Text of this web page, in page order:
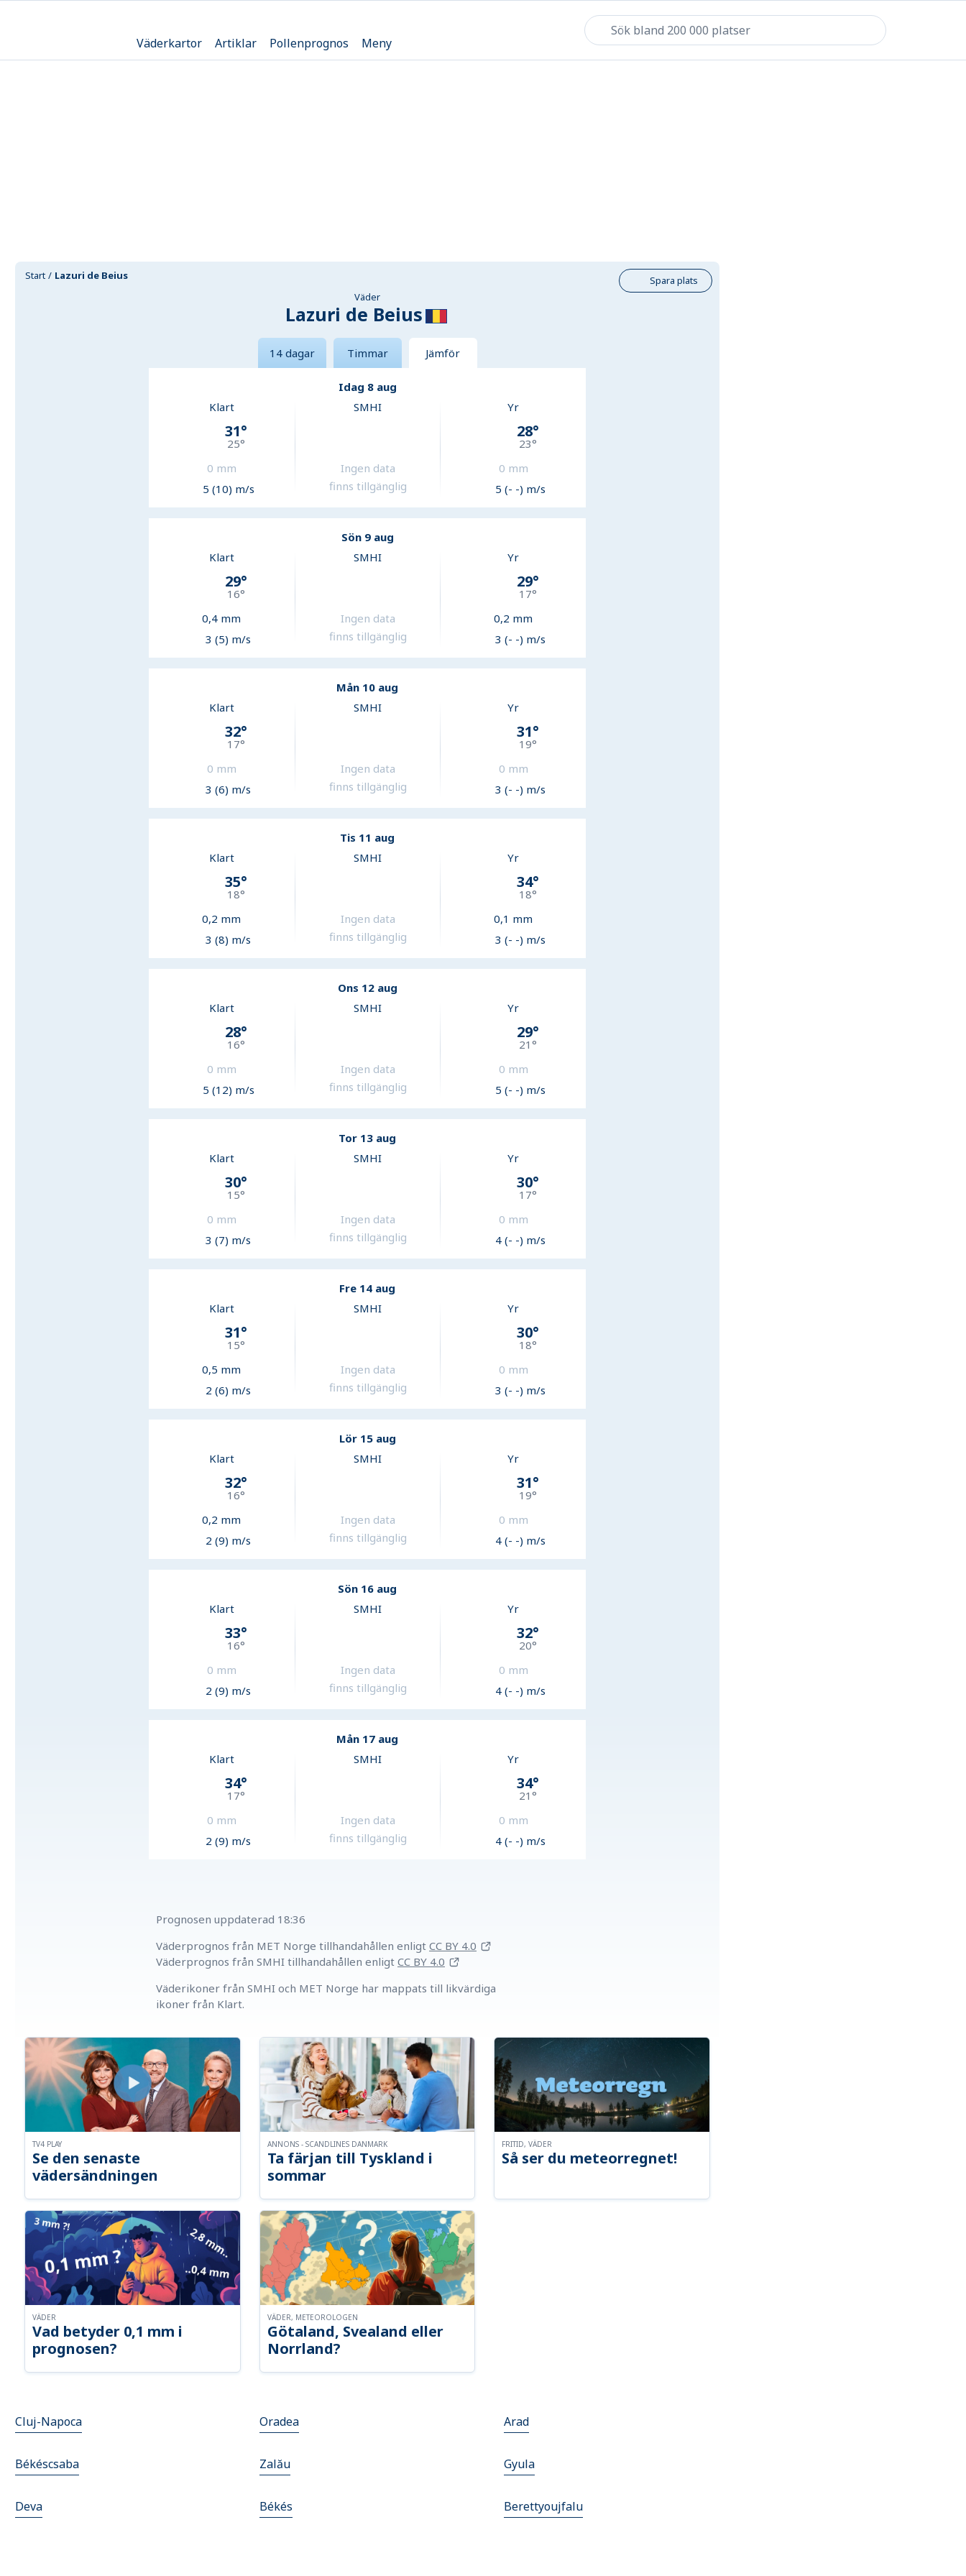
Väderkartor Artiklar Pollenprognos Meny
Start Lazuri de Beius
Spara plats
Väder
Lazuri de Beius
14 dagar Timmar Jämför
Idag 8 aug
Klart
31°
25°
0 mm
5 (10) m/s
SMHI
Ingen data
finns tillgänglig
Yr
28°
23°
0 mm
5 (- -) m/s
Sön 9 aug
Klart
29°
16°
0,4 mm
3 (5) m/s
SMHI
Ingen data
finns tillgänglig
Yr
29°
17°
0,2 mm
3 (- -) m/s
Mån 10 aug
Klart
32°
17°
0 mm
3 (6) m/s
SMHI
Ingen data
finns tillgänglig
Yr
31°
19°
0 mm
3 (- -) m/s
Tis 11 aug
Klart
35°
18°
0,2 mm
3 (8) m/s
SMHI
Ingen data
finns tillgänglig
Yr
34°
18°
0,1 mm
3 (- -) m/s
Ons 12 aug
Klart
28°
16°
0 mm
5 (12) m/s
SMHI
Ingen data
finns tillgänglig
Yr
29°
21 °
0 mm
5 (- -) m/s
Tor 13 aug
Klart
30°
15°
0 mm
3 (7) m/s
SMHI
Ingen data
finns tillgänglig
Yr
30°
17°
0 mm
4 (- -) m/s
Fre 14 aug
Klart
31°
15°
0,5 mm
2 (6) m/s
SMHI
Ingen data
finns tillgänglig
Yr
30°
18°
0 mm
3 (- -) m/s
Lör 15 aug
Klart
32°
16°
0,2 mm
2 (9) m/s
SMHI
Ingen data
finns tillgänglig
Yr
31°
19°
0 mm
4 (- -) m/s
Sön 16 aug
Klart
33°
16°
0 mm
2 (9) m/s
SMHI
Ingen data
finns tillgänglig
Yr
32°
20°
0 mm
4 (- -) m/s
Mån 17 aug
Klart
34°
17°
0 mm
2 (9) m/s
SMHI
Ingen data
finns tillgänglig
Yr
34°
21 °
0 mm
4 (- -) m/s
Prognosen uppdaterad 18:36
Väderprognos från MET Norge tillhandahållen enligt CC BY 4.0
Väderprognos från SMHI tillhandahållen enligt CC BY 4.0
Väderikoner från SMHI och MET Norge har mappats till likvärdiga
ikoner från Klart.
Se den senaste
vädersändningen
TV4 PLAY
Ta färjan till Tyskland i
sommar
ANNONS - SCANDLINES DANMARK
Så ser du meteorregnet!
FRITID, VÄDER
Vad betyder 0,1 mm i
prognosen?
VÄDER
Götaland, Svealand eller
Norrland?
VÄDER, METEOROLOGEN
Cluj-Napoca Oradea Arad
Békéscsaba Zalău Gyula
Deva Békés Berettyoujfalu